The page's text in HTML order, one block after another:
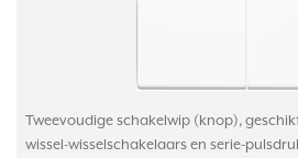
Tweevoudige schakelwip (knop),
wissel-wisselschakelaars en serie-